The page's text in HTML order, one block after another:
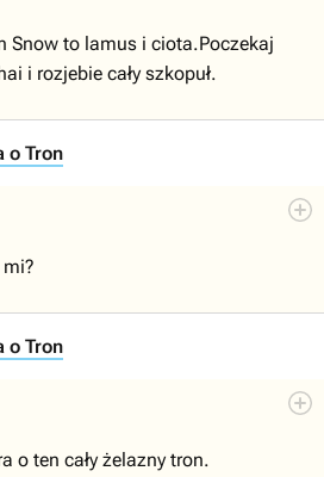
Snow to lamus i ciota.Poczekaj
i rozjebie cały szkopuł.
o Tron
o Tron
o ten cały żelazny tron.